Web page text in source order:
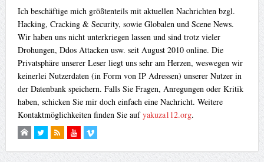
Ich beschäftige mich größtenteils mit aktuellen Nachrichten bzgl.
Hacking, Cracking & Security, sowie Globalen und Scene News.
Wir haben uns nicht unterkriegen lassen und sind trotz vieler
Drohungen, Ddos Attacken usw. seit August 2010 online. Die
Privatsphäre unserer Leser liegt uns sehr am Herzen, weswegen wir
keinerlei Nutzerdaten (in Form von IP Adressen) unserer Nutzer in
der Datenbank speichern. Falls Sie Fragen, Anregungen oder Kritik
haben, schicken Sie mir doch einfach eine Nachricht. Weitere
Kontaktmöglichkeiten finden Sie aufyakuza112.org.